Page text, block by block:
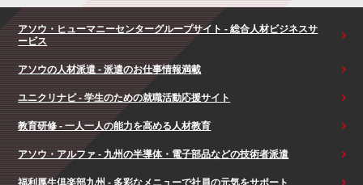
アソウ・ヒューマニーセンターグループサイト - 総合人材ビジネスサ
ービス
アソウの人材派遣 - 派遣のお仕事情報満載
ユニクリナビ - 学生のための就職活動応援サイト
教育研修 - 一人一人の能力を高める人材教育
アソウ・アルファ - 九州の半導体・電子部品などの技術者派遣
福利厚生倶楽部九州 - 多彩なメニューで社員の元気をサポート